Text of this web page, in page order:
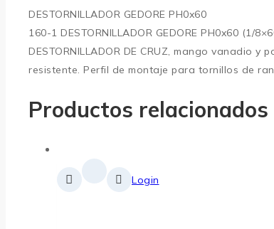
DESTORNILLADOR GEDORE PH0x60
160-1 DESTORNILLADOR GEDORE PH0x60 (1/
DESTORNILLADOR DE CRUZ, mango vanadio
resistente. Perfil de montaje para tornillos de
Productos relacionados
Login